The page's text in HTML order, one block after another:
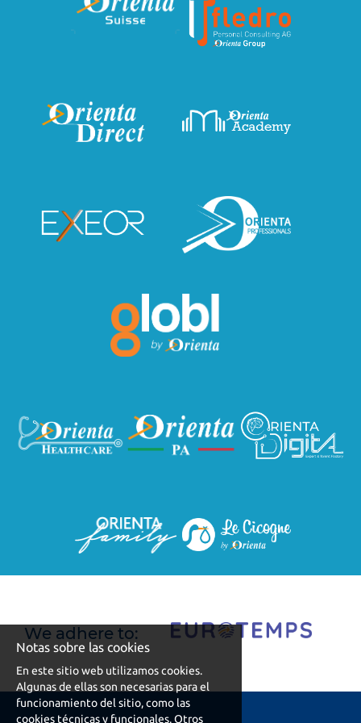
stravování - Možnost práce z domova - Smlouva
na dobu neurčitou - Příspěvek na penzijní
připojištění - Relokační příspěvek a náborový
bonus - Roční bonusy a další příspěvky po celý
We adhere to:
Notas sobre las cookies
En este sitio web utilizamos cookies.
Algunas de ellas son necesarias para el
funcionamiento del sitio, como las
cookies técnicas y funcionales. Otros